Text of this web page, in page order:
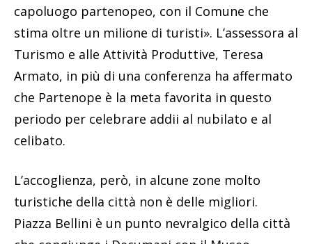
capoluogo partenopeo, con il Comune che
stima oltre un milione di turisti». L’assessora al
Turismo e alle Attività Produttive, Teresa
Armato, in più di una conferenza ha affermato
che Partenope è la meta favorita in questo
periodo per celebrare addii al nubilato e al
celibato.
L’accoglienza, però, in alcune zone molto
turistiche della città non è delle migliori.
Piazza Bellini è un punto nevralgico della città